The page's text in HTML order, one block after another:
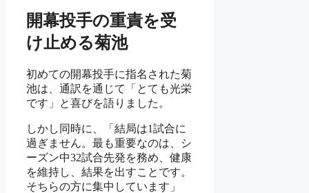
開幕投手の重責を受
け止める菊池
初めての開幕投手に指名された菊
池は、通訳を通じて「とても光栄
です」と喜びを語りました。
しかし同時に、「結局は1試合に
過ぎません。最も重要なのは、シ
ーズン中32試合先発を務め、健康
を維持し、結果を出すことです。
そちらの方に集中しています」